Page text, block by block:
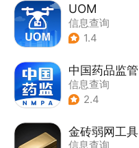
UOM
信息查询
1.4
中国药品监管
信息查询
2.4
金砖弱网工具
信息查询